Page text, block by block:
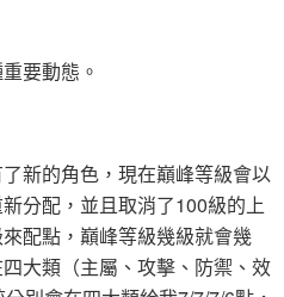
要動態。
新的角色，現在巔峰等級會以
分配，並且取消了100級的上
配點，巔峰等級幾級就會幾
大類（主屬、攻擊、防禦、效